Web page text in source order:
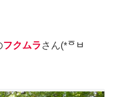
フクムラさん(*ᅙㅂ